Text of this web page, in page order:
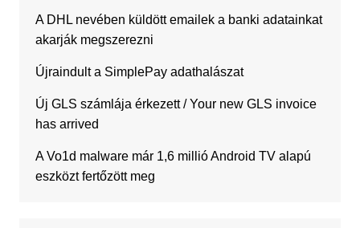
A DHL nevében küldött emailek a banki adatainkat
akarják megszerezni
Újraindult a SimplePay adathalászat
Új GLS számlája érkezett / Your new GLS invoice
has arrived
A Vo1d malware már 1,6 millió Android TV alapú
eszközt fertőzött meg